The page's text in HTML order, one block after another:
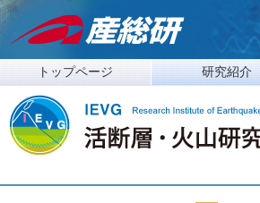
トップページ 研究紹介